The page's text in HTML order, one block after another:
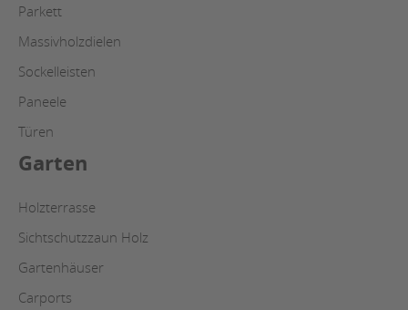
Parkett
Massivholzdielen
Sockelleisten
Paneele
Türen
Garten
Holzterrasse
Sichtschutzzaun Holz
Gartenhäuser
Carports